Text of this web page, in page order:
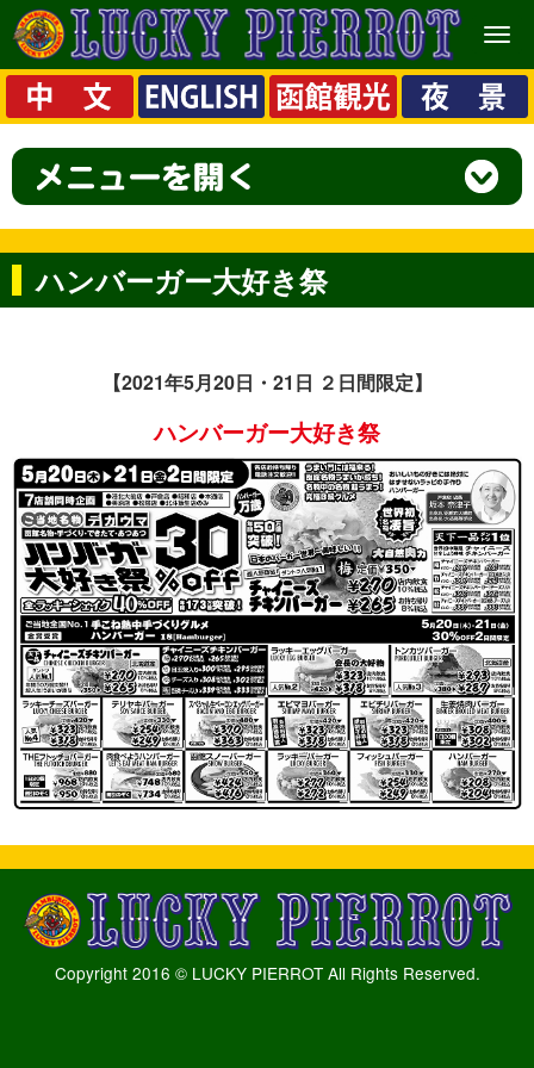
メ
ニ
ュ
ー
ハンバーガー大好き祭
【2021年5月20日・21日 ２日間限定】
ハンバーガー大好き祭
Copyright 2016 © LUCKY PIERROT All Rights Reserved.